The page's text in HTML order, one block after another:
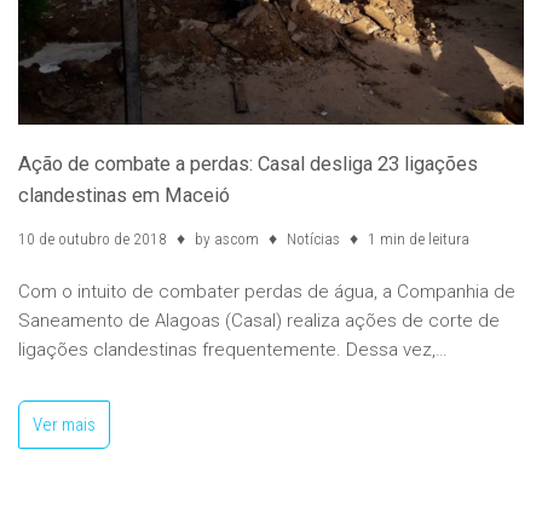
Ação de combate a perdas: Casal desliga 23 ligações
clandestinas em Maceió
10 de outubro de 2018 by ascom Notícias 1 min de leitura
Com o intuito de combater perdas de água, a Companhia de
Saneamento de Alagoas (Casal) realiza ações de corte de
ligações clandestinas frequentemente. Dessa vez,…
Ver mais